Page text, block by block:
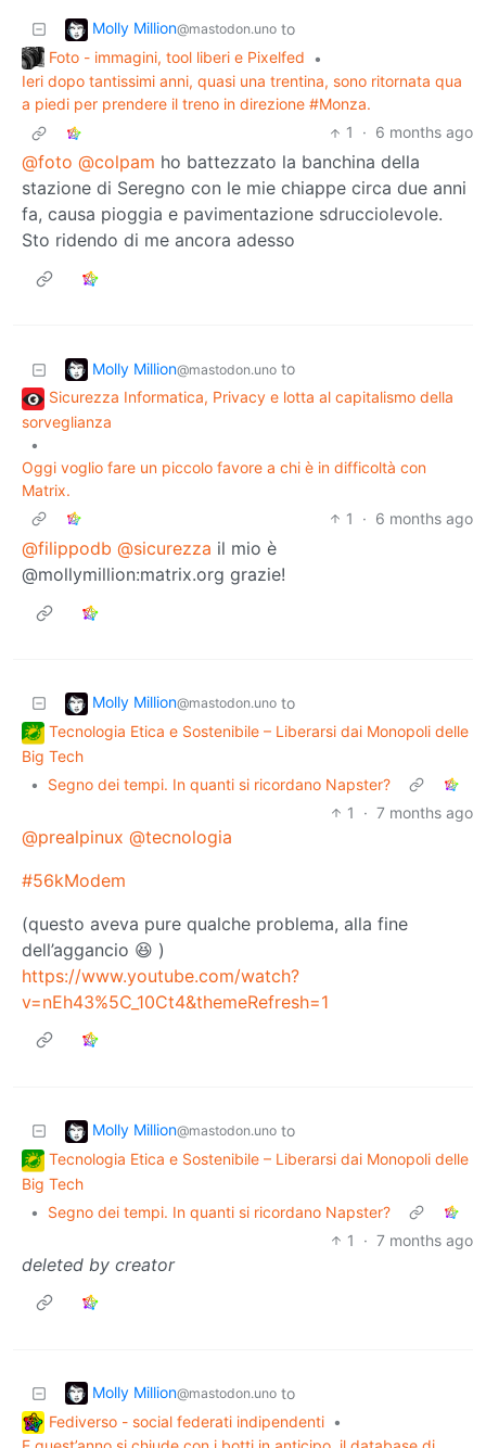
Molly Million@mastodon.uno to
Foto - immagini, tool liberi e Pixelfed
•
Ieri dopo tantissimi anni, quasi una trentina, sono ritornata qua
a piedi per prendere il treno in direzione #Monza.
1
· 6 months ago
@foto @colpam ho battezzato la banchina della
stazione di Seregno con le mie chiappe circa due anni
fa, causa pioggia e pavimentazione sdrucciolevole.
Sto ridendo di me ancora adesso
Molly Million@mastodon.uno to
Sicurezza Informatica, Privacy e lotta al capitalismo della
sorveglianza
•
Oggi voglio fare un piccolo favore a chi è in difficoltà con
Matrix.
1
· 6 months ago
@filippodb @sicurezza il mio è
@mollymillion:matrix.org grazie!
Molly Million@mastodon.uno to
Tecnologia Etica e Sostenibile – Liberarsi dai Monopoli delle
Big Tech
•
Segno dei tempi. In quanti si ricordano Napster?
1
· 7 months ago
@prealpinux @tecnologia
#56kModem
(questo aveva pure qualche problema, alla fine
dell’aggancio 😆 )
https://www.youtube.com/watch?
v=nEh43%5C_10Ct4&themeRefresh=1
Molly Million@mastodon.uno to
Tecnologia Etica e Sostenibile – Liberarsi dai Monopoli delle
Big Tech
•
Segno dei tempi. In quanti si ricordano Napster?
1
· 7 months ago
deleted by creator
Molly Million@mastodon.uno to
Fediverso - social federati indipendenti •